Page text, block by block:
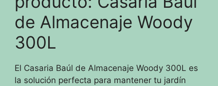
de Almacenaje Woody
300L
El Casaria Baúl de Almacenaje Woody 300L es
la solución perfecta para mantener tu jardín